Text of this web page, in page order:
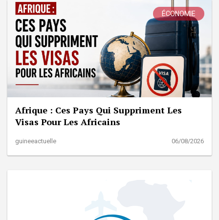
ÉCONOMIE
Afrique : Ces Pays Qui Suppriment Les
Visas Pour Les Africains
guineeactuelle 06/08/2026